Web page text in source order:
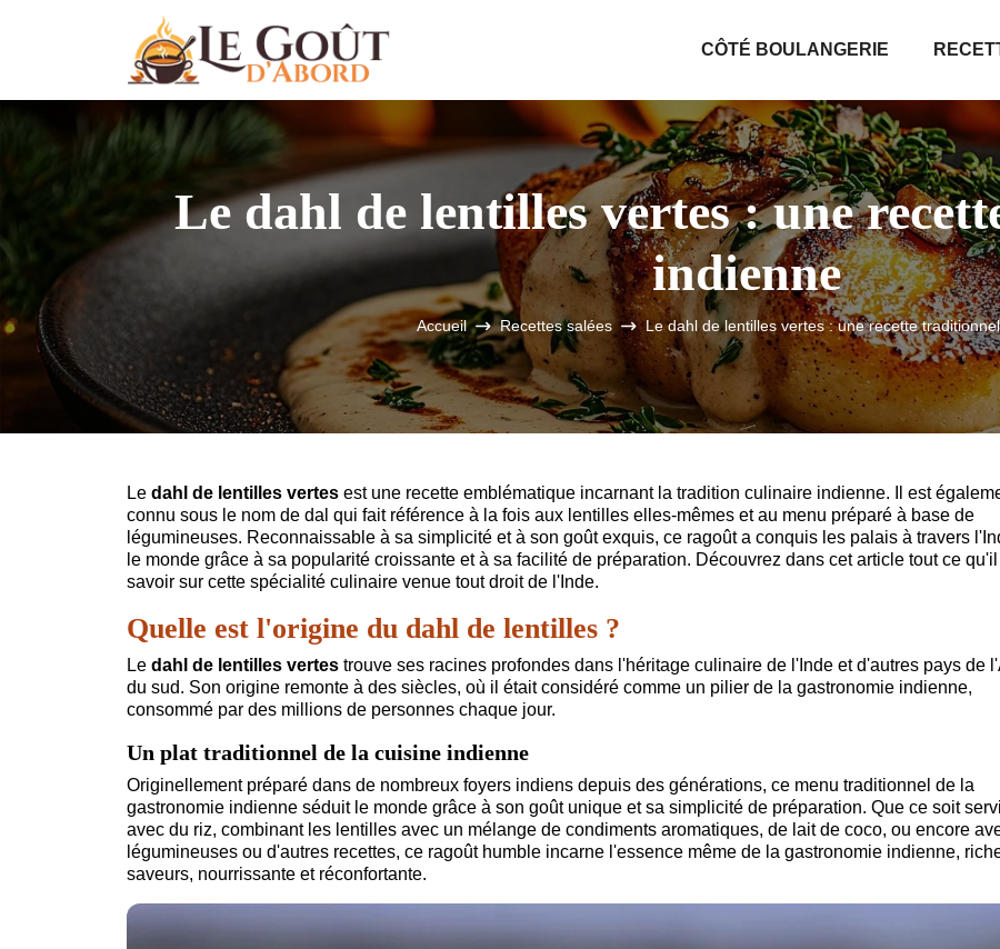
CÔTÉ BOULANGERIE
Le dahl de lentilles vertes : une
indienne
Accueil Recettes salées Le dahl de lentilles vertes : une recette
Le dahl de lentilles vertes est une recette emblématique incarnant la tradition culinaire indienne. Il est
connu sous le nom de dal qui fait référence à la fois aux lentilles elles-mêmes et au menu préparé à base de
légumineuses. Reconnaissable à sa simplicité et à son goût exquis, ce ragoût a conquis les palais à travers
le monde grâce à sa popularité croissante et à sa facilité de préparation. Découvrez dans cet article tout ce qu'il
savoir sur cette spécialité culinaire venue tout droit de l'Inde.
Quelle est l'origine du dahl de lentilles ?
Le dahl de lentilles vertes trouve ses racines profondes dans l'héritage culinaire de l'Inde et d'autres pays de
du sud. Son origine remonte à des siècles, où il était considéré comme un pilier de la gastronomie indienne,
consommé par des millions de personnes chaque jour.
Un plat traditionnel de la cuisine indienne
Originellement préparé dans de nombreux foyers indiens depuis des générations, ce menu traditionnel de la
gastronomie indienne séduit le monde grâce à son goût unique et sa simplicité de préparation. Que ce soit
avec du riz, combinant les lentilles avec un mélange de condiments aromatiques, de lait de coco, ou encore
légumineuses ou d'autres recettes, ce ragoût humble incarne l'essence même de la gastronomie indienne,
saveurs, nourrissante et réconfortante.